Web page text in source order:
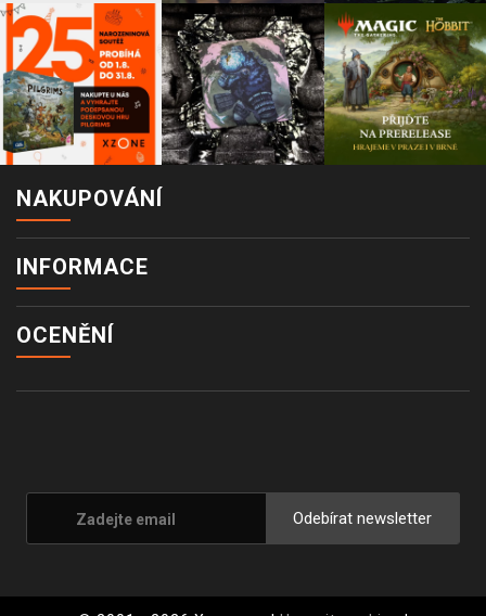
NAKUPOVÁNÍ
INFORMACE
OCENĚNÍ
Odebírat newsletter